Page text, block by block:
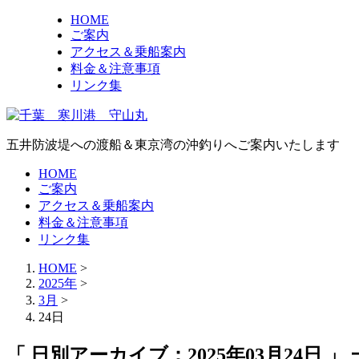
HOME
ご案内
アクセス＆乗船案内
料金＆注意事項
リンク集
五井防波堤への渡船＆東京湾の沖釣りへご案内いたします
HOME
ご案内
アクセス＆乗船案内
料金＆注意事項
リンク集
HOME >
2025年 >
3月 >
24日